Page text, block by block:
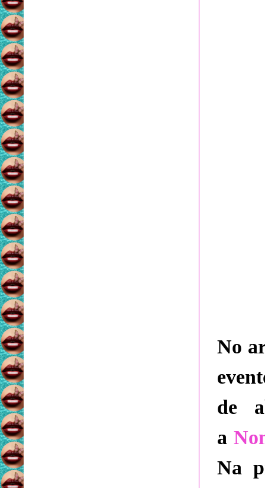
No
de
a N
Na